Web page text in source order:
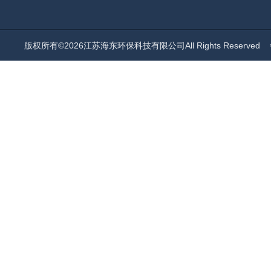
版权所有©2026江苏海东环保科技有限公司All Rights Reserved